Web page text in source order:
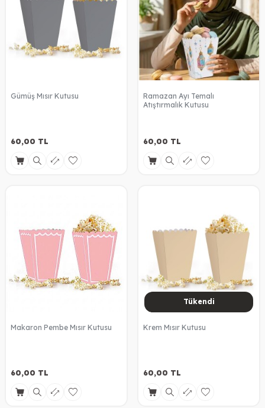
Gümüş Mısır Kutusu
60,00 TL
Ramazan Ayı Temalı
Atıştırmalık Kutusu
60,00 TL
Makaron Pembe Mısır Kutusu
60,00 TL
Tükendi
Krem Mısır Kutusu
60,00 TL